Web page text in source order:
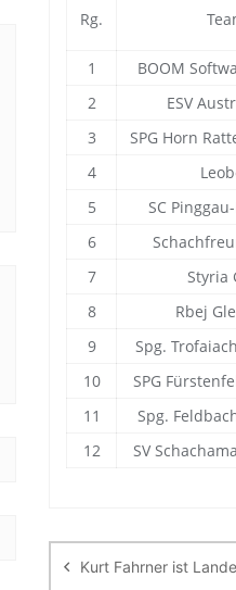
Rg.
1 BOOM
2
ESV
3
SPG Horn
4
5
SC
6
7
Styria
8
Rbej
9
Spg.
10
SPG
11
Spg.
12
SV
Kurt Fahrner ist